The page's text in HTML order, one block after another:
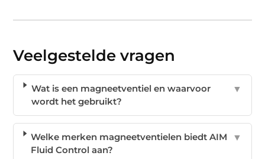
Veelgestelde vragen
Wat is een magneetventiel en waarvoor
wordt het gebruikt?
▼
Welke merken magneetventielen biedt AIM
Fluid Control aan?
▼